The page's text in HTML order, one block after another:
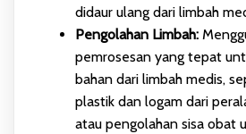
didaur ulang dari limbah
Pengolahan Limbah:
pemrosesan yang tepat
bahan dari limbah medis,
plastik dan logam dari
atau pengolahan sisa obat